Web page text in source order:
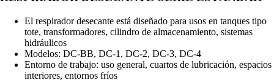
El respirador desecante está diseñado para usos en tanques tipo
tote, transformadores, cilindro de almacenamiento, sistemas
hidráulicos
Modelos: DC-BB, DC-1, DC-2, DC-3, DC-4
Entorno de trabajo: uso general, cuartos de lubricación, espacios
interiores, entornos fríos